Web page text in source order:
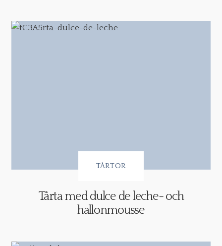
TÅRTOR
Tårta med dulce de leche- och
hallonmousse